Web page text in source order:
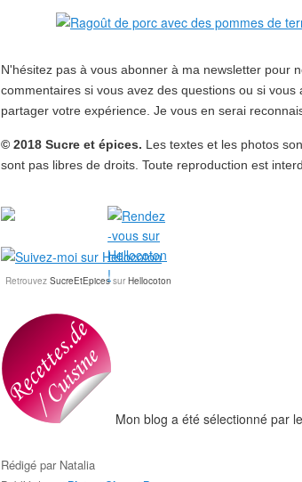
N'hésitez pas à vous abonner à ma newsletter pour
commentaires si vous avez des questions ou si
partager votre expérience. Je vous en serai
© 2018 Sucre et épices. Les textes et les photos
sont pas libres de droits. Toute reproduction est
Retrouvez SucreEtEpicessur Hellocoton
Mon blog a été sélectionné par
Rédigé par Natalia